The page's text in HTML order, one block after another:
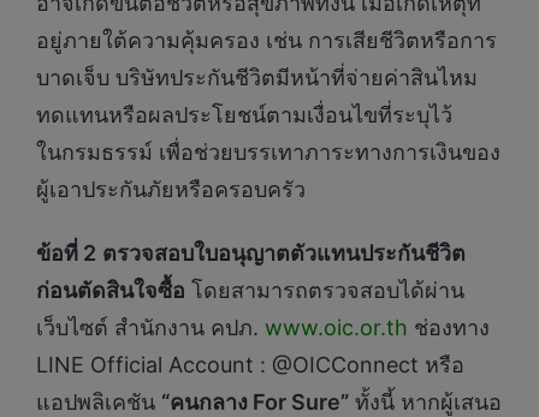
อยู่ภายใต้ความคุ้มครอง เช่น การเสียชีวิตหรือการ
บาดเจ็บ บริษัทประกันชีวิตมีหน้าที่จ่ายค่าสินไหม
ทดแทนหรือผลประโยชน์ตามเงื่อนไขที่ระบุไว้
ในกรมธรรม์ เพื่อช่วยบรรเทาภาระทางการเงินของ
ผู้เอาประกันภัยหรือครอบครัว
ข้อที่ 2 ตรวจสอบใบอนุญาตตัวแทนประกันชีวิต
ก่อนตัดสินใจซื้อ โดยสามารถตรวจสอบได้ผ่าน
เว็บไซต์ สำนักงาน คปภ. www.oic.or.th ช่องทาง
LINE Official Account : @OICConnect หรือ
แอปพลิเคชัน “คนกลาง For Sure” ทั้งนี้ หากผู้เสนอ